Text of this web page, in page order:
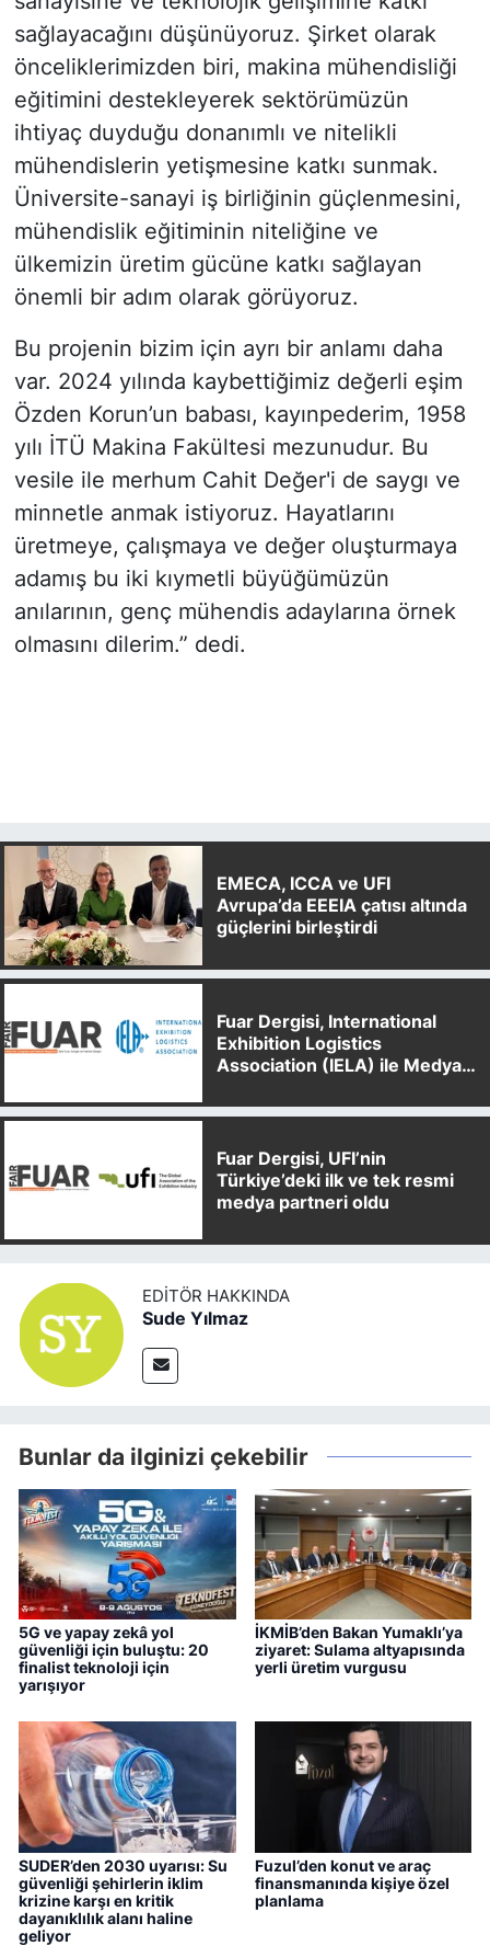
sağlayacağını düşünüyoruz. Şirket olarak
önceliklerimizden biri, makina mühendisliği
eğitimini destekleyerek sektörümüzün
ihtiyaç duyduğu donanımlı ve nitelikli
mühendislerin yetişmesine katkı sunmak.
Üniversite-sanayi iş birliğinin güçlenmesini,
mühendislik eğitiminin niteliğine ve
ülkemizin üretim gücüne katkı sağlayan
önemli bir adım olarak görüyoruz.
Bu projenin bizim için ayrı bir anlamı daha
var. 2024 yılında kaybettiğimiz değerli eşim
Özden Korun’un babası, kayınpederim, 1958
yılı İTÜ Makina Fakültesi mezunudur. Bu
vesile ile merhum Cahit Değer'i de saygı ve
minnetle anmak istiyoruz. Hayatlarını
üretmeye, çalışmaya ve değer oluşturmaya
adamış bu iki kıymetli büyüğümüzün
anılarının, genç mühendis adaylarına örnek
olmasını dilerim.” dedi.
EMECA, ICCA ve UFI
Avrupa’da EEEIA çatısı altında
güçlerini birleştirdi
Fuar Dergisi, International
Exhibition Logistics
Association (IELA) ile Medya
Fuar Dergisi, UFI’nin
Türkiye’deki ilk ve tek resmi
medya partneri oldu
EDITÖR HAKKINDA
Sude Yılmaz
Bunlar da ilginizi çekebilir
5G ve yapay zekâ yol
güvenliği için buluştu: 20
finalist teknoloji için
yarışıyor
İKMİB’den Bakan Yumaklı’ya
ziyaret: Sulama altyapısında
yerli üretim vurgusu
SUDER’den 2030 uyarısı: Su
güvenliği şehirlerin iklim
krizine karşı en kritik
dayanıklılık alanı haline
geliyor
Fuzul’den konut ve araç
finansmanında kişiye özel
planlama